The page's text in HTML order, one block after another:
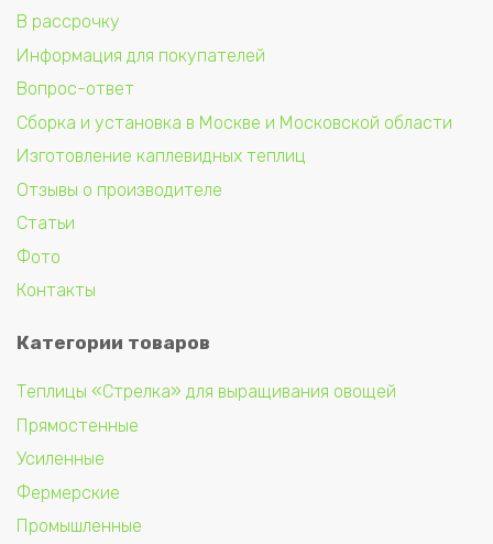
В рассрочку
Информация для покупателей
Вопрос-ответ
Сборка и установка в Москве и Московской области
Изготовление каплевидных теплиц
Отзывы о производителе
Статьи
Фото
Контакты
Категории товаров
Теплицы «Стрелка» для выращивания овощей
Прямостенные
Усиленные
Фермерские
Промышленные